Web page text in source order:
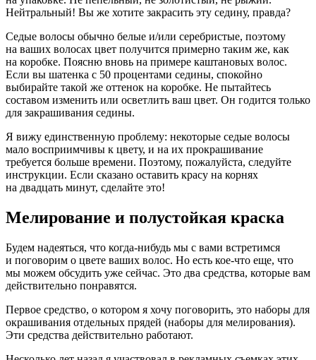
Нейтральный! Вы же хотите закрасить эту седину, правда?
Седые волосы обычно белые и/или серебристые, поэтому
на ваших волосах цвет получится примерно таким же, как
на коробке. Поясню вновь на примере каштановых волос.
Если вы шатенка с 50 процентами седины, спокойно
выбирайте такой же оттенок на коробке. Не пытайтесь
составом изменить или осветлить ваш цвет. Он годится только
для закрашивания седины.
Я вижу единственную проблему: некоторые седые волосы
мало восприимчивы к цвету, и на их прокрашивание
требуется больше времени. Поэтому, пожалуйста, следуйте
инструкции. Если сказано оставить красу на корнях
на двадцать минут, сделайте это!
Мелирование и полустойкая краска
Будем надеяться, что когда-нибудь мы с вами встретимся
и поговорим о цвете ваших волос. Но есть кое-что еще, что
мы можем обсудить уже сейчас. Это два средства, которые вам
действительно понравятся.
Первое средство, о котором я хочу поговорить, это наборы для
окрашивания отдельных прядей (наборы для мелирования).
Эти средства действительно работают.